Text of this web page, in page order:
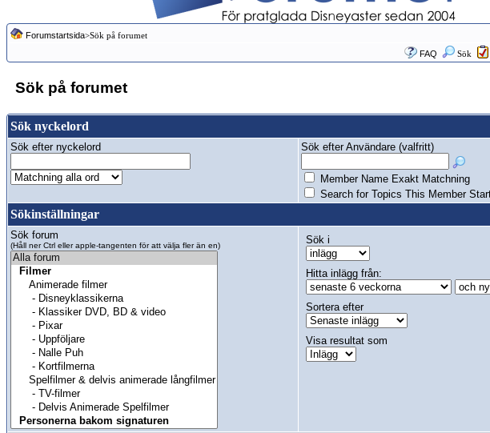
Forumstartsida>Sök på forumet
FAQ
Sök
Sök på forumet
Sök nyckelord
Sök efter nyckelord Sök efter Användare (valfritt)
Member Name Exakt Matchning
Search for Topics This Member
Sökinställningar
Sök forum
(Håll ner Ctrl eller apple-tangenten för att välja fler än en) Sök i
Hitta inlägg från:
Sortera efter
Visa resultat som